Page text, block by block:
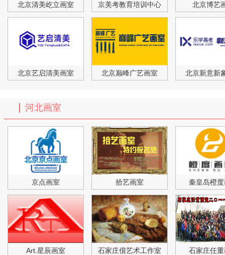
北京清美屹立画室 京美考教育培训中心 北京博艺
北京艺启清美画室 北京巅峰广艺画室 北京新意新
河北画室
京点画室 拾艺画室 秦皇岛橙
Art.星辰画室 石家庄俍艺术工作室 石家庄任